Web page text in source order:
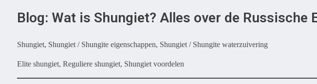
Blog: Wat is Shungiet? Alles over de Russische
Shungiet, Shungiet / Shungite eigenschappen, Shungiet / Shungite waterzuivering
Elite shungiet, Reguliere shungiet, Shungiet voordelen